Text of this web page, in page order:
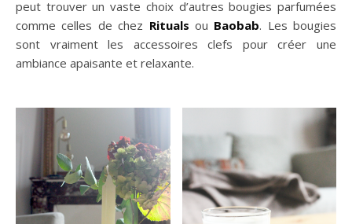
peut trouver un vaste choix d’autres bougies parfumées
comme celles de chez Rituals ou Baobab. Les bougies
sont vraiment les accessoires clefs pour créer une
ambiance apaisante et relaxante.